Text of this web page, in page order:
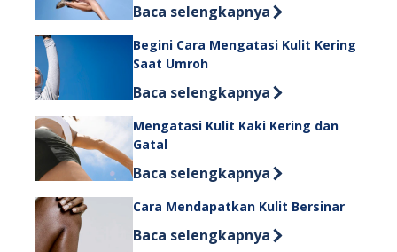
Discover more about Efektifkah
Baca selengkapnya
Begini Cara Mengatasi Kulit Kering
Saat Umroh
Discover more about Begini Cara
Baca selengkapnya
Mengatasi Kulit Kaki Kering dan
Gatal
Discover more about Mengatasi
Baca selengkapnya
Cara Mendapatkan Kulit Bersinar
Discover more about Cara
Baca selengkapnya